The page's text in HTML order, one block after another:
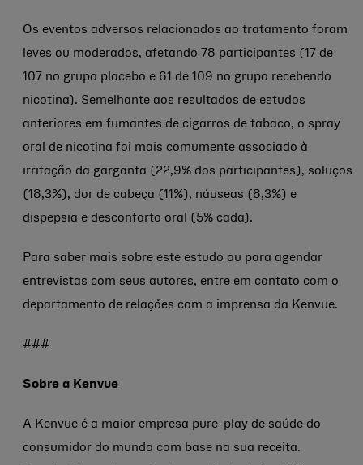
Os eventos adversos relacionados ao tratamento foram
leves ou moderados, afetando 78 participantes (17 de
107 no grupo placebo e 61 de 109 no grupo recebendo
nicotina). Semelhante aos resultados de estudos
anteriores em fumantes de cigarros de tabaco, o spray
oral de nicotina foi mais comumente associado à
irritação da garganta (22,9% dos participantes), soluços
(18,3%), dor de cabeça (11%), náuseas (8,3%) e
dispepsia e desconforto oral (5% cada).
Para saber mais sobre este estudo ou para agendar
entrevistas com seus autores, entre em contato com o
departamento de relações com a imprensa da Kenvue.
###
Sobre a Kenvue
A Kenvue é a maior empresa pure-play de saúde do
consumidor do mundo com base na sua receita.